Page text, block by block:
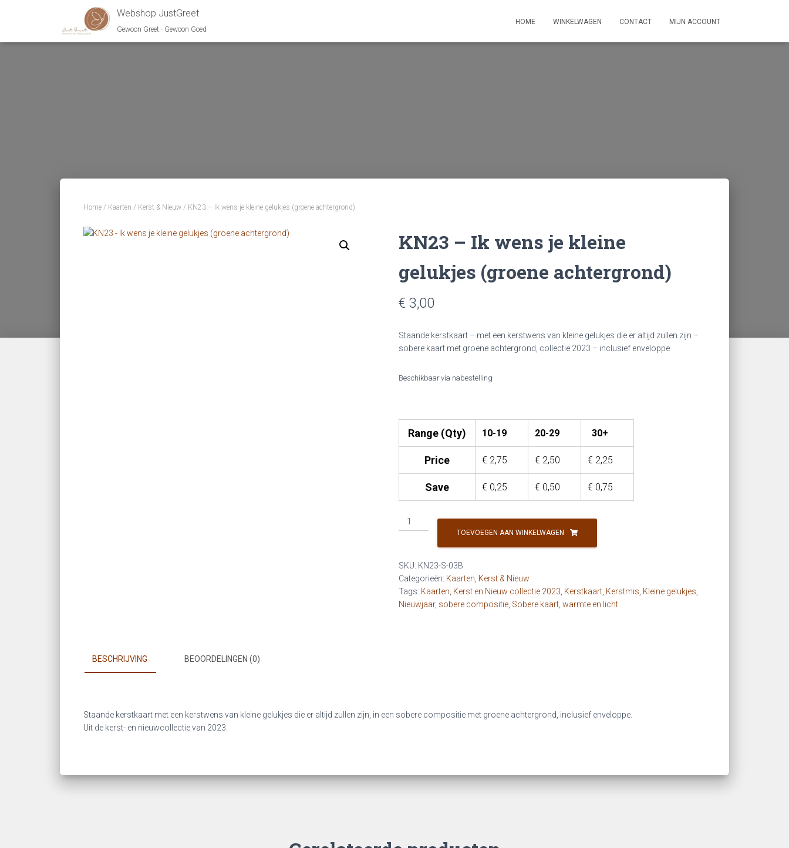
Webshop JustGreet
Gewoon Greet - Gewoon Goed
HOME WINKELWAGEN CONTACT MIJN ACCOUNT
Home / Kaarten / Kerst & Nieuw / KN23 – Ik wens je kleine gelukjes (groene achtergrond)
KN23 – Ik wens je kleine
gelukjes (groene achtergrond)
€ 3,00
Staande kerstkaart – met een kerstwens van kleine gelukjes die er altijd zullen zijn –
sobere kaart met groene achtergrond, collectie 2023 – inclusief enveloppe
Beschikbaar via nabestelling
Range (Qty) 10-19 20-29 30+
Price € 2,75 € 2,50 € 2,25
Save € 0,25 € 0,50 € 0,75
KN23
-
je
kleine
gelukjes
(groene
TOEVOEGEN AAN WINKELWAGEN
SKU: KN23-S-03B
Categorieën: Kaarten Kerst & Nieuw
Tags: Kaarten Kerst en Nieuw collectie 2023 Kerstkaart Kerstmis Kleine gelukjes
Nieuwjaar, sobere compositie Sobere kaart warmte en licht
BESCHRIJVING BEOORDELINGEN (0)
Staande kerstkaart met een kerstwens van kleine gelukjes die er altijd zullen zijn, in een sobere compositie met groene achtergrond, inclusief enveloppe.
Uit de kerst- en nieuwcollectie van 2023.